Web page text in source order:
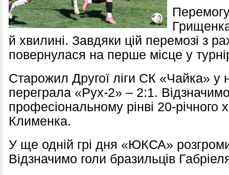
й хвилині. Завдяки цій перемозі з
повернулася на перше місце у
Старожил Другої ліги СК «Чайка» у
переграла «Рух-2» – 2:1.
професіональному рінві 20-річного
Клименка.
У ще одній грі дня «ЮКСА»
Відзначимо голи бразильців